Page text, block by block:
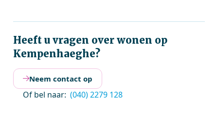
Heeft u vragen over wonen op
Kempenhaeghe?
Neem contact op
Of bel naar: (040) 2279 128